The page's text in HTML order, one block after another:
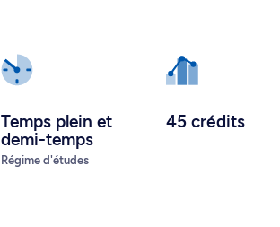
Temps plein et
demi-temps
Régime d'études
45 crédits